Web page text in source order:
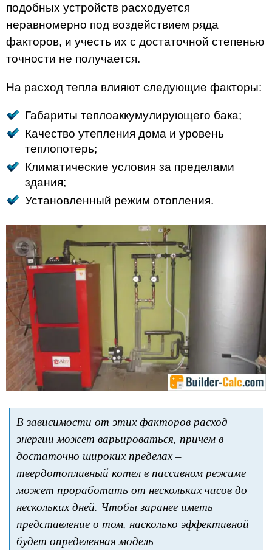
подобных устройств расходуется
неравномерно под воздействием ряда
факторов, и учесть их с достаточной степенью
точности не получается.
На расход тепла влияют следующие факторы:
Габариты теплоаккумулирующего бака;
Качество утепления дома и уровень
теплопотерь;
Климатические условия за пределами
здания;
Установленный режим отопления.
В зависимости от этих факторов расход
энергии может варьироваться, причем в
достаточно широких пределах –
твердотопливный котел в пассивном режиме
может проработать от нескольких часов до
нескольких дней. Чтобы заранее иметь
представление о том, насколько эффективной
будет определенная модель